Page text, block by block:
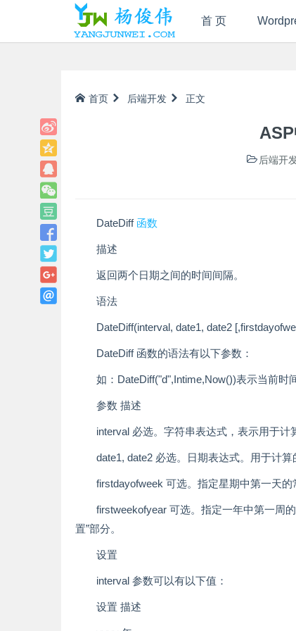
首 页
首页 后端开发 正文
后端开
DateDiff 函数
描述
返回两个日期之间的时间间隔。
语法
DateDiff(interval, date1, date2
DateDiff 函数的语法有以下参数：
如：DateDiff("d",Intime,Now())表示当前时
参数 描述
interval 必选。字符串表达式，表示用于计
date1, date2 必选。日期表达式。用于计算
firstdayofweek 可选。指定星期中第一天的
firstweekofyear 可选。指定一年中第一周
置”部分。
设置
interval 参数可以有以下值：
设置 描述